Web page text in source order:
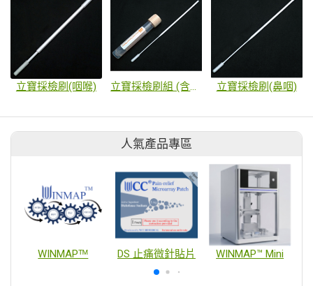
立寶採檢刷(咽喉) 立寶採檢刷組 (含VUTM Buffer) 立寶採檢刷(鼻咽)
人氣產品專區
WINMAPᵀᴹ DS 止痛微針貼片 WINMAP™ Mini